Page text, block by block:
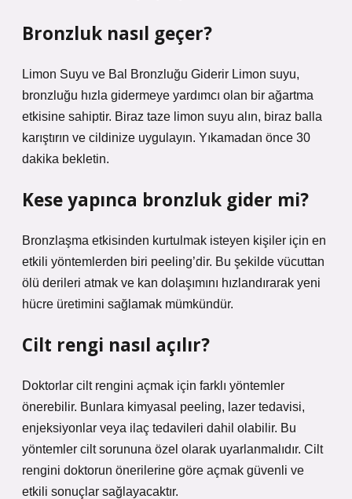
Bronzluk nasıl geçer?
Limon Suyu ve Bal Bronzluğu Giderir Limon suyu,
bronzluğu hızla gidermeye yardımcı olan bir ağartma
etkisine sahiptir. Biraz taze limon suyu alın, biraz balla
karıştırın ve cildinize uygulayın. Yıkamadan önce 30
dakika bekletin.
Kese yapınca bronzluk gider mi?
Bronzlaşma etkisinden kurtulmak isteyen kişiler için en
etkili yöntemlerden biri peeling’dir. Bu şekilde vücuttan
ölü derileri atmak ve kan dolaşımını hızlandırarak yeni
hücre üretimini sağlamak mümkündür.
Cilt rengi nasıl açılır?
Doktorlar cilt rengini açmak için farklı yöntemler
önerebilir. Bunlara kimyasal peeling, lazer tedavisi,
enjeksiyonlar veya ilaç tedavileri dahil olabilir. Bu
yöntemler cilt sorununa özel olarak uyarlanmalıdır. Cilt
rengini doktorun önerilerine göre açmak güvenli ve
etkili sonuçlar sağlayacaktır.